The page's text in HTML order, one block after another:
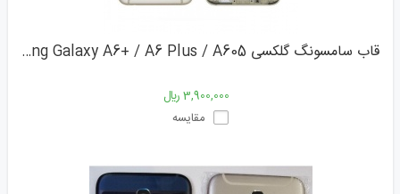
قاب سامسونگ گلکسی Samsung Galaxy A6+ / A6 Plus / A605
3,900,000 ﷼
مقایسه